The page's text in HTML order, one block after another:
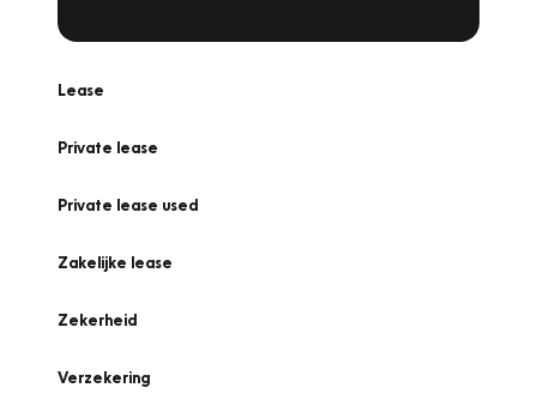
Lease
Private lease
Private lease used
Zakelijke lease
Zekerheid
Verzekering